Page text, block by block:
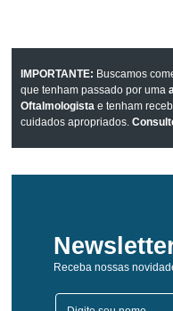
IMPORTANTE: Buscamos
que tenham passado por uma
Oftalmologista e tenham
cuidados apropriados.
Receba nossas